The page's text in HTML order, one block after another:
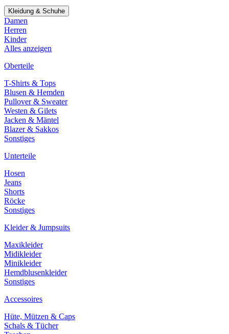
Kleidung & Schuhe
Damen
Herren
Kinder
Alles anzeigen
Oberteile
T-Shirts & Tops
Blusen & Hemden
Pullover & Sweater
Westen & Gilets
Jacken & Mäntel
Blazer & Sakkos
Sonstiges
Unterteile
Hosen
Jeans
Shorts
Röcke
Sonstiges
Kleider & Jumpsuits
Maxikleider
Midikleider
Minikleider
Hemdblusenkleider
Sonstiges
Accessoires
Hüte, Mützen & Caps
Schals & Tücher